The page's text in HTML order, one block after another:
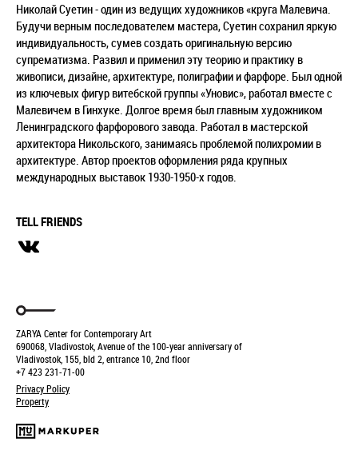
Николай Суетин - один из ведущих художников «круга Малевича.
Будучи верным последователем мастера, Суетин сохранил яркую
индивидуальность, сумев создать оригинальную версию
супрематизма. Развил и применил эту теорию и практику в
живописи, дизайне, архитектуре, полиграфии и фарфоре. Был одной
из ключевых фигур витебской группы «Уновис», работал вместе с
Малевичем в Гинхуке. Долгое время был главным художником
Ленинградского фарфорового завода. Работал в мастерской
архитектора Никольского, занимаясь проблемой полихромии в
архитектуре. Автор проектов оформления ряда крупных
международных выставок 1930-1950-х годов.
TELL FRIENDS
ZARYA Center for Contemporary Art
690068, Vladivostok, Avenue of the 100-year anniversary of
Vladivostok, 155, bld 2, entrance 10, 2nd floor
+7 423 231-71-00
Privacy Policy
Property